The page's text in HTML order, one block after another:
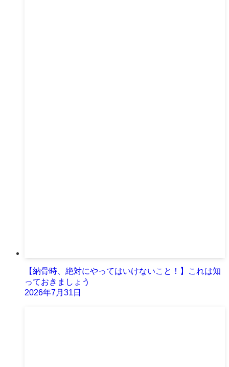
【納骨時、絶対にやってはいけないこと！】これは知
っておきましょう
2026年7月31日